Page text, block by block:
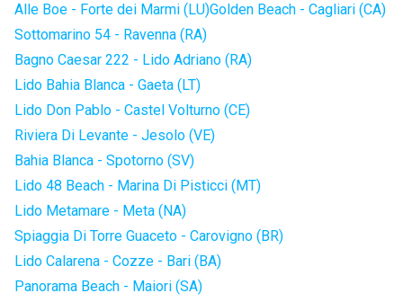
Alle Boe - Forte dei Marmi (LU)Golden Beach - Cagliari (CA)
Sottomarino 54 - Ravenna (RA)
Bagno Caesar 222 - Lido Adriano (RA)
Lido Bahia Blanca - Gaeta (LT)
Lido Don Pablo - Castel Volturno (CE)
Riviera Di Levante - Jesolo (VE)
Bahia Blanca - Spotorno (SV)
Lido 48 Beach - Marina Di Pisticci (MT)
Lido Metamare - Meta (NA)
Spiaggia Di Torre Guaceto - Carovigno (BR)
Lido Calarena - Cozze - Bari (BA)
Panorama Beach - Maiori (SA)